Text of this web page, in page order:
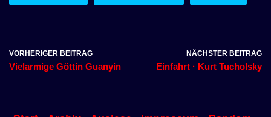
VORHERIGER BEITRAG
Vielarmige Göttin Guanyin
NÄCHSTER BEITRAG
Einfahrt · Kurt Tucholsky